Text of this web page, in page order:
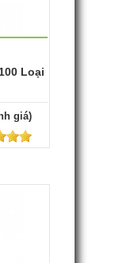
Loại
giá)